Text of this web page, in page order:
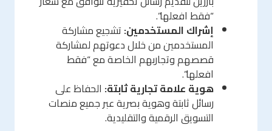
“فقط افعلها”.
إشراك المستخدمين: تشجيع مشاركة
المستخدمين من خلال دعوتهم لمشاركة
قصصهم وتجاربهم الخاصة مع “فقط
افعلها”.
هوية علامة تجارية ثابتة: الحفاظ على
رسائل ثابتة وهوية بصرية عبر جميع منصات
التسويق الرقمية والتقليدية.